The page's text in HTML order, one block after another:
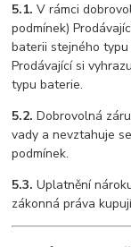
5.1. V rámci
podmínek)
baterii stejného
Prodávající si
typu baterie.
5.2. Dobrovolná
vady a nevztahuje
podmínek.
5.3. Uplatnění
zákonná práva